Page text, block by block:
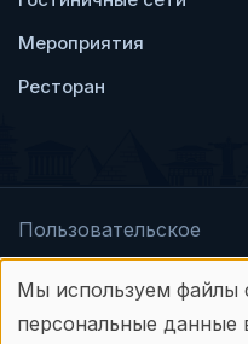
Мероприятия
Ресторан
Пользовательское
соглашение
©
Мы используем файлы
персональные данные